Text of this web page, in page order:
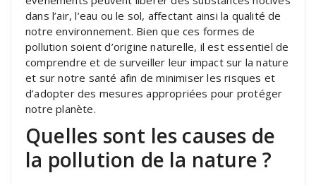
dans l’air, l’eau ou le sol, affectant ainsi la qualité de
notre environnement. Bien que ces formes de
pollution soient d’origine naturelle, il est essentiel de
comprendre et de surveiller leur impact sur la nature
et sur notre santé afin de minimiser les risques et
d’adopter des mesures appropriées pour protéger
notre planète.
Quelles sont les causes de
la pollution de la nature ?